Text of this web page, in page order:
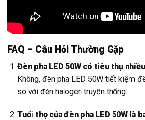
FAQ – Câu Hỏi Thường Gặp
Đèn pha LED 50W có tiêu thụ
Không, đèn pha LED 50W tiết kiệm
so với đèn halogen truyền thống.
Tuổi thọ của đèn pha LED 50W là